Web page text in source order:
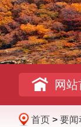
网
首页 > 要闻